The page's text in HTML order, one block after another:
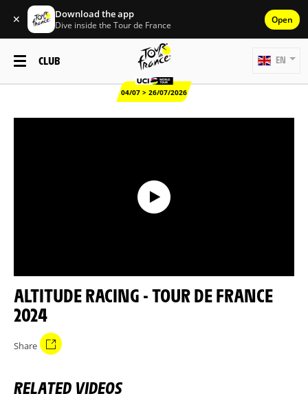
✕ Download the app
Dive inside the Tour de France Open
CLUB
04/07 > 26/07/2026
EN
ALTITUDE RACING - TOUR DE FRANCE
2024
Share
RELATED VIDEOS